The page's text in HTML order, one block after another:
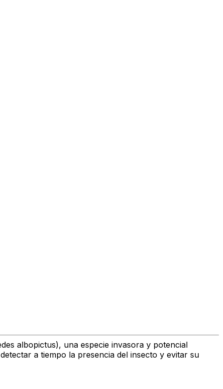
albopictus), una especie invasora y potencial
a tiempo la presencia del insecto y evitar su